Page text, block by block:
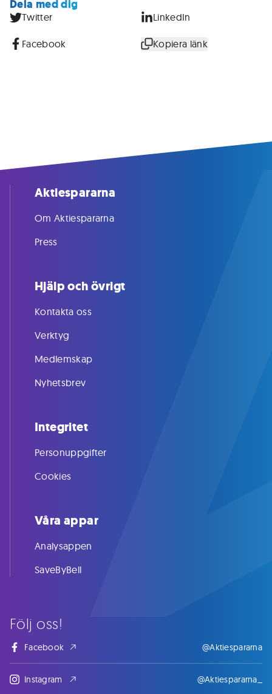
Dela med dig
Twitter LinkedIn
Facebook Kopiera länk
Följ oss!
Facebook @Aktiespararna
Instagram @Aktiespararna_
Aktiespararna
Om Aktiespararna
Press
Hjälp och övrigt
Kontakta oss
Verktyg
Medlemskap
Nyhetsbrev
Integritet
Personuppgifter
Cookies
Våra appar
Analysappen
SaveByBell